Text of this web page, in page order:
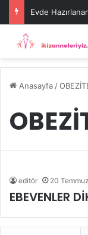
Evde
Anasayfa /
editör 20
EBEVENLER